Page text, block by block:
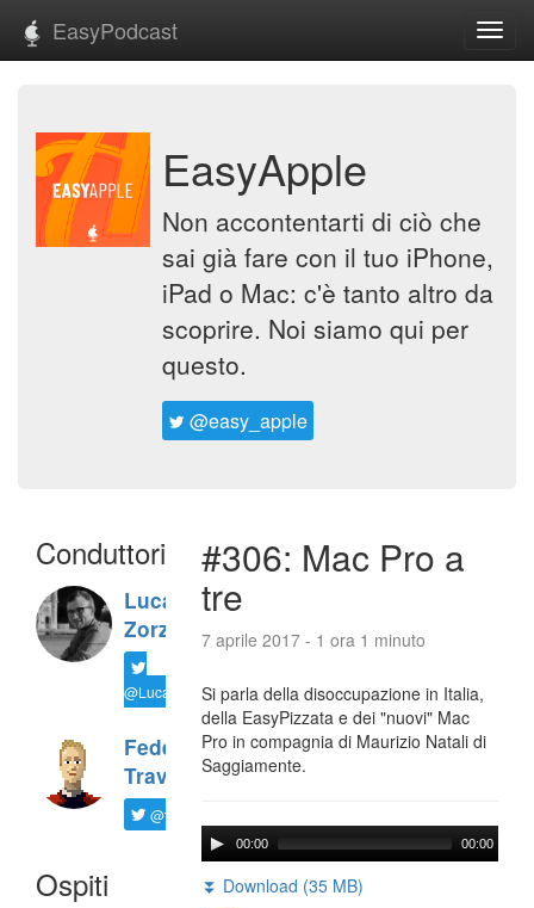
EasyPodcast
EasyApple
Non accontentarti di ciò che
sai già fare con il tuo iPhone,
iPad o Mac: c'è tanto altro da
scoprire. Noi siamo qui per
questo.
@easy_apple
Conduttori
Luca
Zorzi
@LucaTNT
Federico
Travaini
@ftrava
Ospiti
#306: Mac Pro a
tre
7 aprile 2017 - 1 ora 1 minuto
Si parla della disoccupazione in Italia,
della EasyPizzata e dei "nuovi" Mac
Pro in compagnia di Maurizio Natali di
Saggiamente.
00:00 00:00
⏬ Download (35 MB)